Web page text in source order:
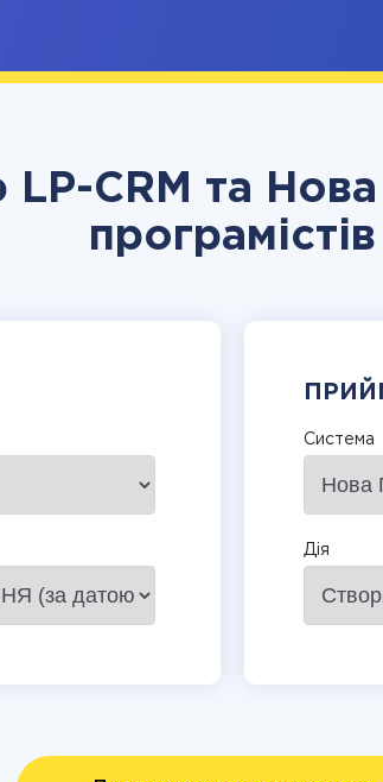
LP-CRM та
програмістів
Система
Дія